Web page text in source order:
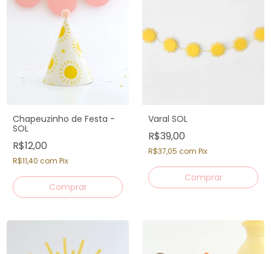
Chapeuzinho de Festa -
SOL
R$12,00
R$11,40 com Pix
Varal SOL
R$39,00
R$37,05 com Pix